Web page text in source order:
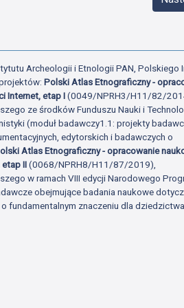
Archeologii i Etnologii PAN, Polskiego
Polski Atlas Etnograficzny -
Internet, etap I(0049/NPRH3/H11/82/
ze środków Funduszu Nauki i
(moduł badawczy1.1: projekty
edytorskich i badawczych o
Atlas Etnograficzny - opracowanie
II(0068/NPRH8/H11/87/2019),
w ramach VIII edycji Narodowego
obejmujące badania naukowe
fundamentalnym znaczeniu dla